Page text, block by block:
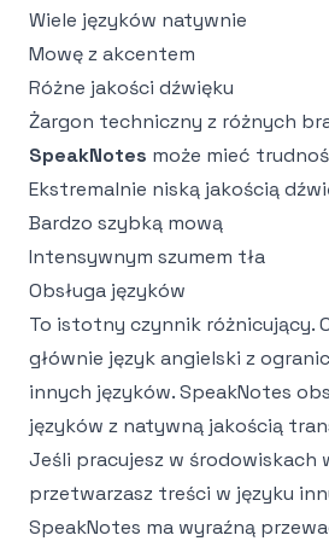
Wiele języków natywnie
Mowę z akcentem
Różne jakości dźwięku
Żargon techniczny z różnych
SpeakNotes może mieć
Ekstremalnie niską jakością
Bardzo szybką mową
Intensywnym szumem tła
Obsługa języków
To istotny czynnik różnicujący.
głównie język angielski z
innych języków. SpeakNotes
języków z natywną jakością
Jeśli pracujesz w środowiskach
przetwarzasz treści w języku
SpeakNotes ma wyraźną